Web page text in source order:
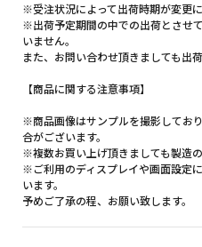
※受注状況によって出荷時期が変更に
※出荷予定期間の中での出荷とさせ
いません。
また、お問い合わせ頂きましても出
【商品に関する注意事項】
※商品画像はサンプルを撮影してお
合がございます。
※複数お買い上げ頂きましても製造
※ご利用のディスプレイや画面設定
います。
予めご了承の程、お願い致します。